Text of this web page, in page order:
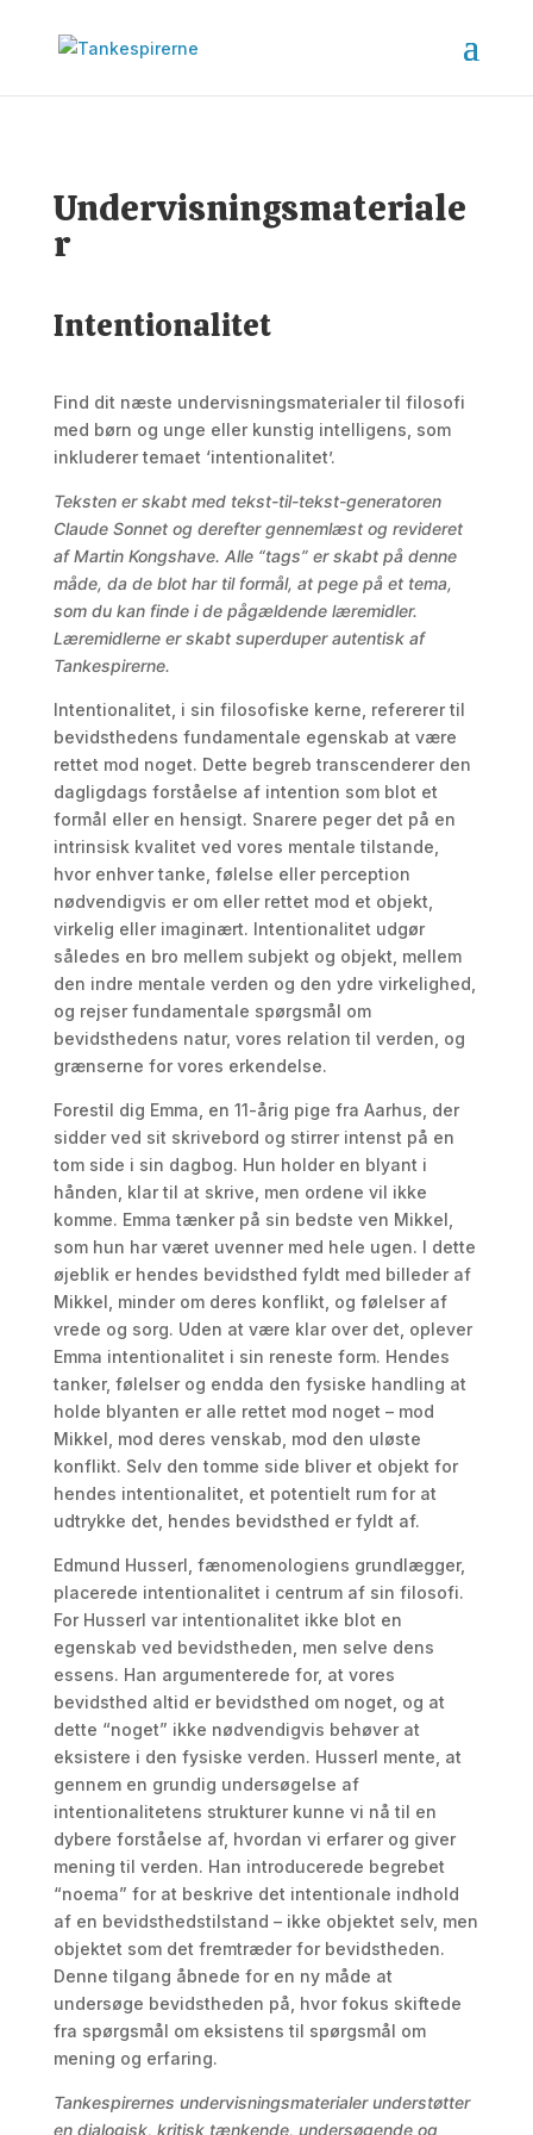
Undervisningsmateriale
r
Intentionalitet
Find dit næste undervisningsmaterialer til filosofi
med børn og unge eller kunstig intelligens, som
inkluderer temaet ‘intentionalitet’.
Teksten er skabt med tekst-til-tekst-generatoren
Claude Sonnet og derefter gennemlæst og revideret
af Martin Kongshave. Alle “tags” er skabt på denne
måde, da de blot har til formål, at pege på et tema,
som du kan finde i de pågældende læremidler.
Læremidlerne er skabt superduper autentisk af
Tankespirerne.
Intentionalitet, i sin filosofiske kerne, refererer til
bevidsthedens fundamentale egenskab at være
rettet mod noget. Dette begreb transcenderer den
dagligdags forståelse af intention som blot et
formål eller en hensigt. Snarere peger det på en
intrinsisk kvalitet ved vores mentale tilstande,
hvor enhver tanke, følelse eller perception
nødvendigvis er om eller rettet mod et objekt,
virkelig eller imaginært. Intentionalitet udgør
således en bro mellem subjekt og objekt, mellem
den indre mentale verden og den ydre virkelighed,
og rejser fundamentale spørgsmål om
bevidsthedens natur, vores relation til verden, og
grænserne for vores erkendelse.
Forestil dig Emma, en 11-årig pige fra Aarhus, der
sidder ved sit skrivebord og stirrer intenst på en
tom side i sin dagbog. Hun holder en blyant i
hånden, klar til at skrive, men ordene vil ikke
komme. Emma tænker på sin bedste ven Mikkel,
som hun har været uvenner med hele ugen. I dette
øjeblik er hendes bevidsthed fyldt med billeder af
Mikkel, minder om deres konflikt, og følelser af
vrede og sorg. Uden at være klar over det, oplever
Emma intentionalitet i sin reneste form. Hendes
tanker, følelser og endda den fysiske handling at
holde blyanten er alle rettet mod noget – mod
Mikkel, mod deres venskab, mod den uløste
konflikt. Selv den tomme side bliver et objekt for
hendes intentionalitet, et potentielt rum for at
udtrykke det, hendes bevidsthed er fyldt af.
Edmund Husserl, fænomenologiens grundlægger,
placerede intentionalitet i centrum af sin filosofi.
For Husserl var intentionalitet ikke blot en
egenskab ved bevidstheden, men selve dens
essens. Han argumenterede for, at vores
bevidsthed altid er bevidsthed om noget, og at
dette “noget” ikke nødvendigvis behøver at
eksistere i den fysiske verden. Husserl mente, at
gennem en grundig undersøgelse af
intentionalitetens strukturer kunne vi nå til en
dybere forståelse af, hvordan vi erfarer og giver
mening til verden. Han introducerede begrebet
“noema” for at beskrive det intentionale indhold
af en bevidsthedstilstand – ikke objektet selv, men
objektet som det fremtræder for bevidstheden.
Denne tilgang åbnede for en ny måde at
undersøge bevidstheden på, hvor fokus skiftede
fra spørgsmål om eksistens til spørgsmål om
mening og erfaring.
Tankespirernes undervisningsmaterialer understøtter
en dialogisk, kritisk tænkende, undersøgende og